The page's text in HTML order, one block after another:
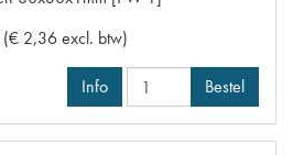
(€ 2,36 excl. btw)
Info Bestel